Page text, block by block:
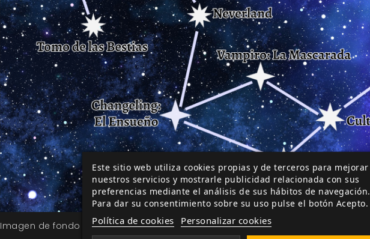
Imagen de fondo de Gerd Altmann en Pixabay. Edición propia.
Este sitio web utiliza cookies propias y de terceros para mejorar
nuestros servicios y mostrarle publicidad relacionada con sus
preferencias mediante el análisis de sus hábitos de navegación.
Para dar su consentimiento sobre su uso pulse el botón Acepto.
Política de cookies Personalizar cookies